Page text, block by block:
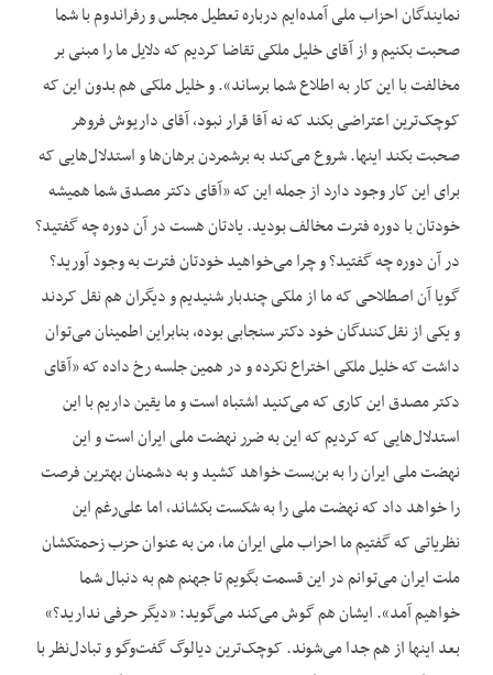
نمایندگان احزاب ملی آمده‌ایم درباره تعطیل مجلس و رفراندوم با شما
صحبت بکنیم و از آقای خلیل ملکی تقاضا کردیم که دلایل ما را مبنی بر
مخالفت با این کار به اطلاع شما برساند». و خلیل ملکی هم بدون این که
کوچک‌ترین اعتراضی بکند که نه آقا قرار نبود، آقای داریوش فروهر
صحبت بکند اینها. شروع می‌کند به برشمردن برهان‌ها و استدلال‌‌هایی که
برای این کار وجود دارد از جمله این که «آقای دکتر مصدق شما همیشه
خودتان با دوره فترت مخالف بودید. یادتان هست در آن دوره چه گفتید؟
در آن دوره چه گفتید؟ و چرا می‌خواهید خودتان فترت به وجود آورید؟
گویا آن اصطلاحی که ما از ملکی چندبار شنیدیم و دیگران هم نقل کردند
و یکی از نقل‌کنندگان خود دکتر سنجابی بوده، بنابراین اطمینان می‌توان
داشت که خلیل ملکی اختراع نکرده و در همین جلسه رخ داده که «آقای
دکتر مصدق این کاری که می‌کنید اشتباه است و ما یقین داریم با این
استدلال‌‌هایی که کردیم که این به ضرر نهضت ملی ایران است و این
نهضت ملی ایران را به بن‌بست خواهد کشید و به دشمنان بهترین فرصت
را خواهد داد که نهضت ملی را به شکست بکشاند، اما علی‌رغم این
نظریاتی که گفتیم ما احزاب ملی ایران ما، من به عنوان حزب زحمتکشان
ملت ایران می‌توانم در این قسمت بگویم تا جهنم هم به دنبال شما
خواهیم آمد». ایشان هم گوش می‌کند می‌گوید: «دیگر حرفی ندارید؟»
بعد اینها از هم جدا می‌شوند. کوچک‌ترین دیالوگ گفت‌وگو و تبادل‌نظر با